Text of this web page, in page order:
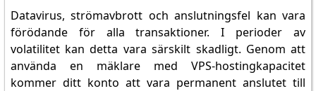
Datavirus, strömavbrott och anslutningsfel kan vara
förödande för alla transaktioner. I perioder av
volatilitet kan detta vara särskilt skadligt. Genom att
använda en mäklare med VPS-hostingkapacitet
kommer ditt konto att vara permanent anslutet till